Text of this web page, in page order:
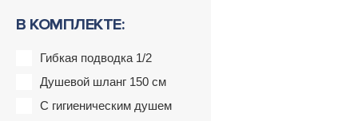
В КОМПЛЕКТЕ:
Гибкая подводка 1/2
Душевой шланг 150 см
С гигиеническим душем